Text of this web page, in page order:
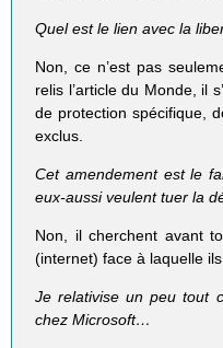
Quel est le lien avec la
Non, ce n’est pas
relis l’article du Monde, il
de protection spécifique,
exclus.
Cet amendement est le
eux-aussi veulent tuer la
Non, il cherchent avant
(internet) face à laquelle
Je relativise un peu tout
chez Microsoft…